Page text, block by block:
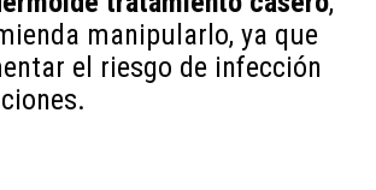
manipularlo, ya que
el riesgo de infección